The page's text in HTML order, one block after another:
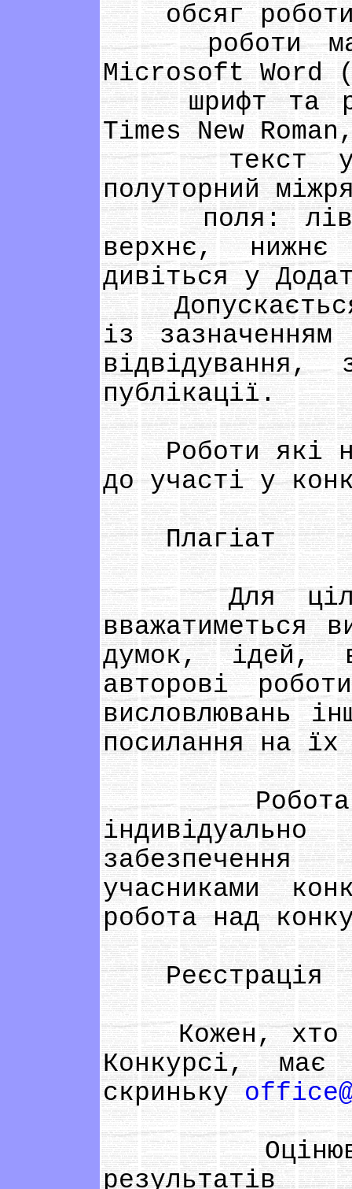
обсяг роботи
роботи
Microsoft Word
шрифт та
Times New
текст усіх
полуторний
поля: ліве
верхнє,
дивіться у
Допускається
із
публікації.
Роботи які не
до участі у
Плагіат
Для цілей
вважатиметься
думок, ідей,
авторові
висловлювань
посилання на
Робота має
учасниками
робота над
Реєстрація
Кожен, хто
Конкурсі, має
скриньку
результатів